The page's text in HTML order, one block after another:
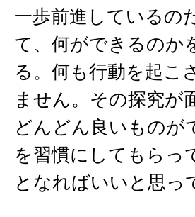
一歩前進しているの
て、何ができるのか
る。何も行動を起こ
ません。その探究が
どんどん良いものが
を習慣にしてもらっ
となればいいと思っ